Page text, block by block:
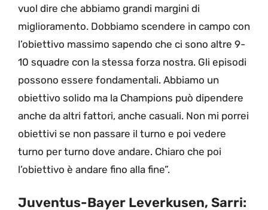
vuol dire che abbiamo grandi margini di
miglioramento. Dobbiamo scendere in campo con
l’obiettivo massimo sapendo che ci sono altre 9-
10 squadre con la stessa forza nostra. Gli episodi
possono essere fondamentali. Abbiamo un
obiettivo solido ma la Champions può dipendere
anche da altri fattori, anche casuali. Non mi porrei
obiettivi se non passare il turno e poi vedere
turno per turno dove andare. Chiaro che poi
l’obiettivo è andare fino alla fine”.
Juventus-Bayer Leverkusen, Sarri: